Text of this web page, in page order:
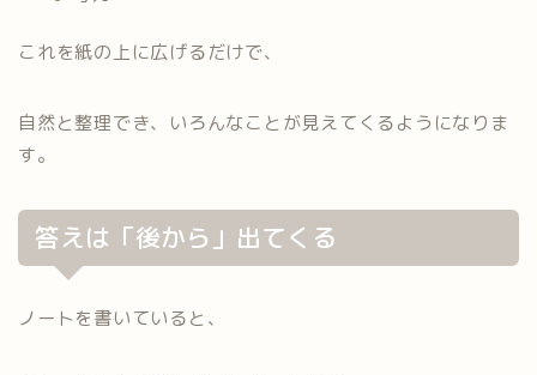
これを紙の上に広げるだけで、
自然と整理でき、いろんなことが見えてくるようになりま
す。
答えは「後から」出てくる
ノートを書いていると、